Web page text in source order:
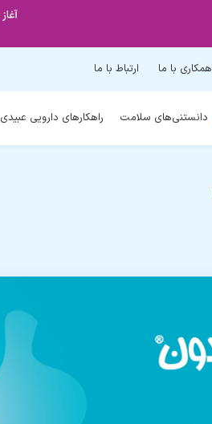
همکاری با ما ارتباط با ما
دانستنی‌های سلامت راهکارهای دارویی عبیدی